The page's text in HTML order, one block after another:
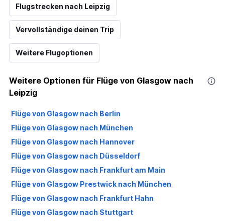
Flugstrecken nach Leipzig
Vervollständige deinen Trip
Weitere Flugoptionen
Weitere Optionen für Flüge von Glasgow nach
Leipzig
Flüge von Glasgow nach Berlin
Flüge von Glasgow nach München
Flüge von Glasgow nach Hannover
Flüge von Glasgow nach Düsseldorf
Flüge von Glasgow nach Frankfurt am Main
Flüge von Glasgow Prestwick nach München
Flüge von Glasgow nach Frankfurt Hahn
Flüge von Glasgow nach Stuttgart